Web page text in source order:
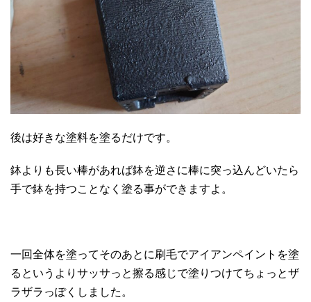
後は好きな塗料を塗るだけです。
鉢よりも長い棒があれば鉢を逆さに棒に突っ込んどいたら
手で鉢を持つことなく塗る事ができますよ。
一回全体を塗ってそのあとに刷毛でアイアンペイントを塗
るというよりサッサっと擦る感じで塗りつけてちょっとザ
ラザラっぽくしました。